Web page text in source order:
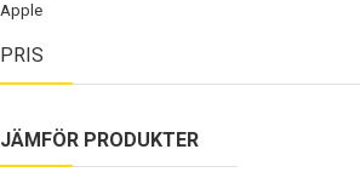
Apple
PRIS
JÄMFÖR PRODUKTER